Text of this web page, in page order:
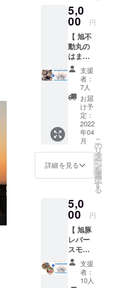
地消のラー
メン屋
『WaiiWaiRa
men8 (ワイ
ワイラーメ
ンエイ
ト）』を2年
前にオープ
飯岡灯台あ
たりから朝
陽が昇る
「夢のよう
なロケー
で、日々の
暮らしを楽
しんでいま
くあり
ませ
ビーチ
の環境
保全を
目指し
て、 地
域で
ビーチ
クリー
ンアッ
プ活動
をして
おりま
ひご協
力をお
※料金は
送料・
消費税
込みと
なって
おりま
す。 ※
ファミ
リー・
鶏」だ
けを、
「自然
を感じ
られる
鶏舎
（平飼
い）」
で「ひ
よこか
ら一貫
して」
育てて
いま
す。 抗
生物質
や消毒
切使わ
ず、鶏
免疫力
を高め
ること
に注力
してい
ます。
サン
チュ摘
み体験
コース
です。
1名様
3000円
(グルー
プでご
参加の
場合は
人数分
申し込
みくだ
い。）
千葉県
培25年
のかま
やブラ
ンド
「かま
やの乳
草陽菜
（ち
しゃひ
5,0
00 円
【 旭不
動丸の
はまぐ
り＆写
真集 ″
忘れら
れた被
災地”
『旭』
集 "忘れ
られた
被災地”
『旭』1
冊＋獲
れたて
リのお
届け
コース
です。
不動丸
は千葉
県旭市
で刺し
網漁を
支援
者：
7人
お届
け予
定：
2022
年04
月
詳細を見る
こ
の
リ
タ
ー
ン
を
選
択
す
る
5,0
00 円
【 旭豚
レバー
スモー
クセッ
ト＆写
真集 ″
支援
者：
10人